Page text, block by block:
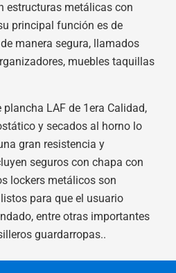
estructuras metálicas con
principal función es de
manera segura, llamados
muebles taquillas
LAF de 1era Calidad,
y secados al horno lo
gran resistencia y
seguros con chapa con
lockers metálicos son
para que el usuario
entre otras importantes
guardarropas..